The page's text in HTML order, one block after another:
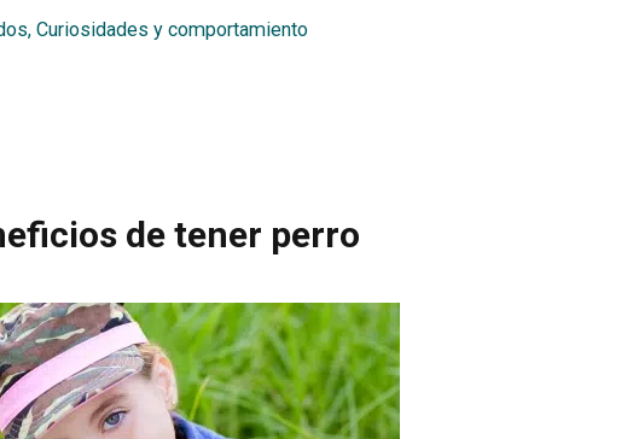
, Curiosidades y comportamiento
de tener perro